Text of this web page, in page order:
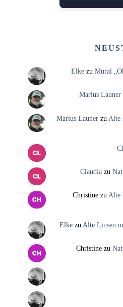
Elkezu Mural
Marius Launer
Marius Launerzu Alte
Claudiazu
Christinezu Alte
Elkezu Alte Linsen
Christinezu